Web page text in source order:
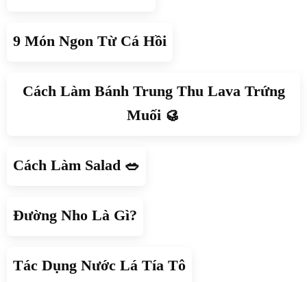
9 Món Ngon Từ Cá Hồi
Cách Làm Bánh Trung Thu Lava Trứng
Muối 🥮
Cách Làm Salad 🥗
Đường Nho Là Gì?
Tác Dụng Nước Lá Tía Tô